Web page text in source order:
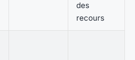
des
recours